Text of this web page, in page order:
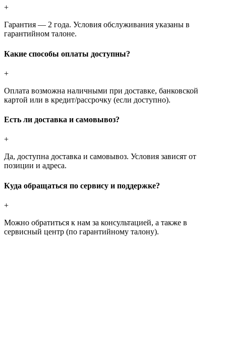
+
Гарантия — 2 года. Условия обслуживания указаны в
гарантийном талоне.
Какие способы оплаты доступны?
+
Оплата возможна наличными при доставке, банковской
картой или в кредит/рассрочку (если доступно).
Есть ли доставка и самовывоз?
+
Да, доступна доставка и самовывоз. Условия зависят от
позиции и адреса.
Куда обращаться по сервису и поддержке?
+
Можно обратиться к нам за консультацией, а также в
сервисный центр (по гарантийному талону).